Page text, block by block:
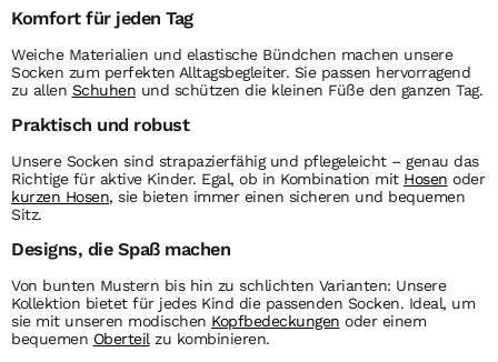
Komfort für jeden Tag
Weiche Materialien und elastische Bündchen machen unsere
Socken zum perfekten Alltagsbegleiter. Sie passen hervorragend
zu allen Schuhen und schützen die kleinen Füße den ganzen Tag.
Praktisch und robust
Unsere Socken sind strapazierfähig und pflegeleicht – genau das
Richtige für aktive Kinder. Egal, ob in Kombination mit Hosen oder
kurzen Hosen, sie bieten immer einen sicheren und bequemen
Sitz.
Designs, die Spaß machen
Von bunten Mustern bis hin zu schlichten Varianten: Unsere
Kollektion bietet für jedes Kind die passenden Socken. Ideal, um
sie mit unseren modischen Kopfbedeckungen oder einem
bequemen Oberteil zu kombinieren.